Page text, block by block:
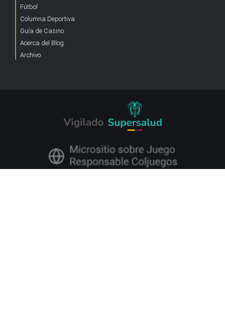
Fútbol
Columna Deportiva
Guía de Casino
Acerca del Blog
Archivo